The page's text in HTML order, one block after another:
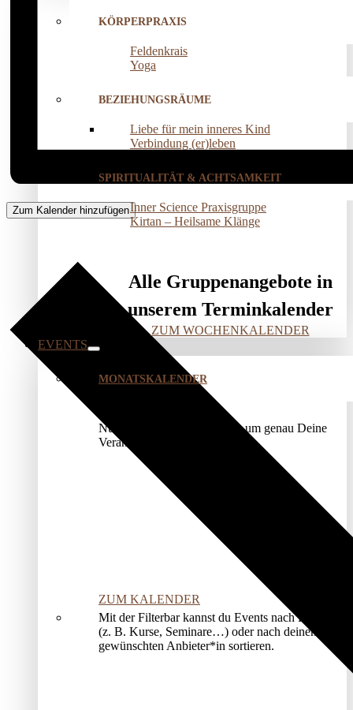
KÖRPERPRAXIS
Feldenkrais
Yoga
BEZIEHUNGSRÄUME
Liebe für mein inneres Kind
Verbindung (er)leben
SPIRITUALITÄT & ACHTSAMKEIT
Inner Science Praxisgruppe
Kirtan – Heilsame Klänge
Alle Gruppenangebote in
unserem Terminkalender
ZUM WOCHENKALENDER
EVENTS
MONATSKALENDER
Nutze unser Kalendermodul, um genau Deine
Veranstaltung zu finden.
ZUM KALENDER
Mit der Filterbar kannst du Events nach Kategorien
(z. B. Kurse, Seminare…) oder nach deinem*r
gewünschten Anbieter*in sortieren.
Zum Kalender hinzufügen